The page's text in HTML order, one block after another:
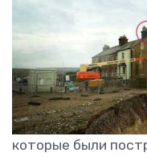
которые были